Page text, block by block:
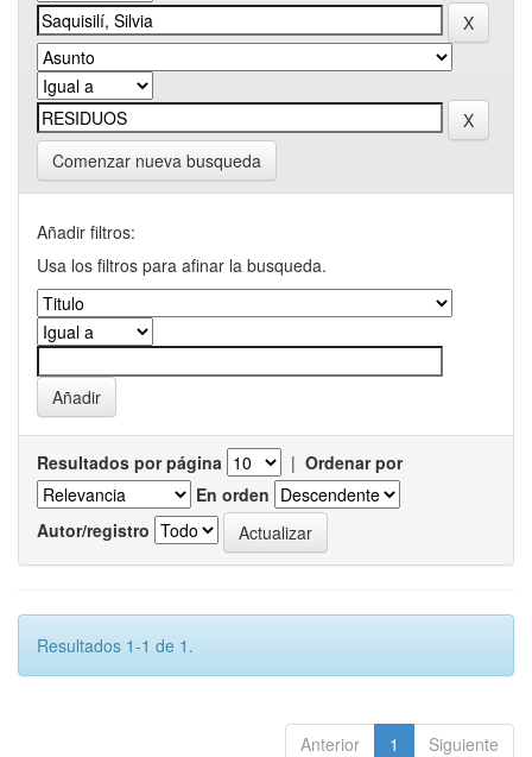
Comenzar nueva busqueda
Añadir filtros:
Usa los filtros para afinar la busqueda.
Resultados por página | Ordenar por
En orden
Autor/registro
Resultados 1-1 de 1.
Anterior 1 Siguiente